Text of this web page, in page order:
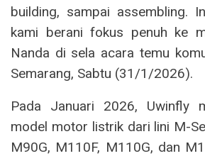
building, sampai assembling.
kami berani fokus penuh ke
Nanda di sela acara temu
Semarang, Sabtu (31/1/2026).
Pada Januari 2026, Uwinfly
model motor listrik dari lini M-
M90G, M110F, M110G, dan